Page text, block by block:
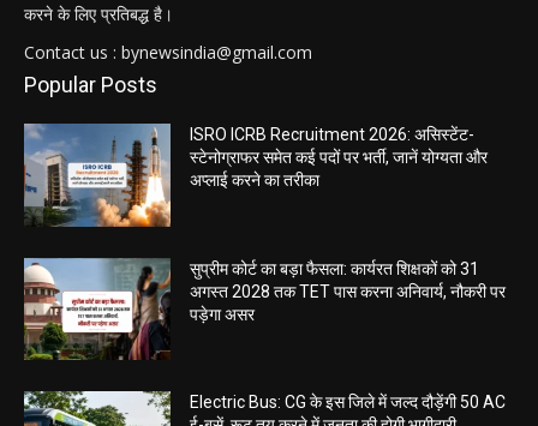
करने के लिए प्रतिबद्ध है।
Contact us : bynewsindia@gmail.com
Popular Posts
ISRO ICRB Recruitment 2026: असिस्टेंट-
स्टेनोग्राफर समेत कई पदों पर भर्ती, जानें योग्यता और
अप्लाई करने का तरीका
सुप्रीम कोर्ट का बड़ा फैसला: कार्यरत शिक्षकों को 31
अगस्त 2028 तक TET पास करना अनिवार्य, नौकरी पर
पड़ेगा असर
Electric Bus: CG के इस जिले में जल्द दौड़ेंगी 50 AC